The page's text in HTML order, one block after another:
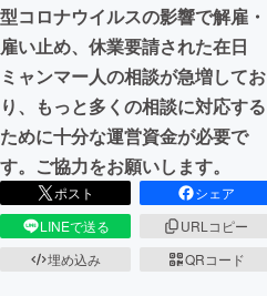
型コロナウイルスの影響で解雇・
雇い止め、休業要請された在日
ミャンマー人の相談が急増してお
り、もっと多くの相談に対応する
ために十分な運営資金が必要で
す。ご協力をお願いします。
ポスト
シェア
LINEで送る
URLコピー
埋め込み
QRコード